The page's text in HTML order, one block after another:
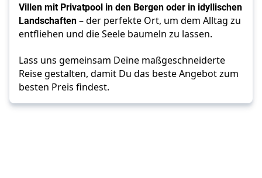
Villen mit Privatpool in den Bergen oder in idyllischen
Landschaften– der perfekte Ort, um dem Alltag zu
entfliehen und die Seele baumeln zu lassen.
Lass uns gemeinsam Deine maßgeschneiderte
Reise gestalten, damit Du das beste Angebot zum
besten Preis findest.